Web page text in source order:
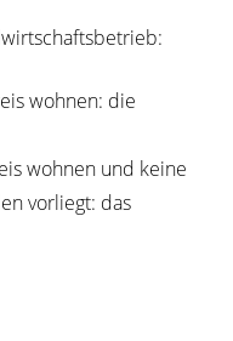
wohnen: die
wohnen und keine
vorliegt: das